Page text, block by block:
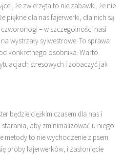
że zwierzęta to nie zabawki, że nie
piękne dla nas fajerwerki, dla nich są
czworonogi – w szczególności nasi
wystrzały sylwestrowe. To sprawa
konkretnego osobnika. Warto
stresowych i zobaczyć jak
będzie ciężkim czasem dla nas i
aby zminimalizować u niego
metody to nie wychodzenie z psem
próby fajerwerków, i zasłonięcie